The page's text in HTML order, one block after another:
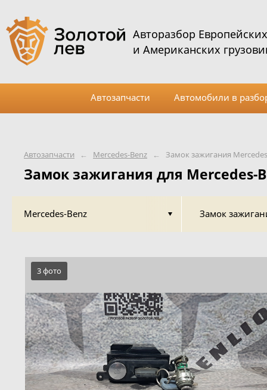
Автозапчасти ← Mercedes-Benz ← Замок зажигания
Замок зажигания для Mercedes-
Mercedes-Benz Замок
3 фото
Авторазбор Европейских
и Американских
Автозапчасти Автомобили в